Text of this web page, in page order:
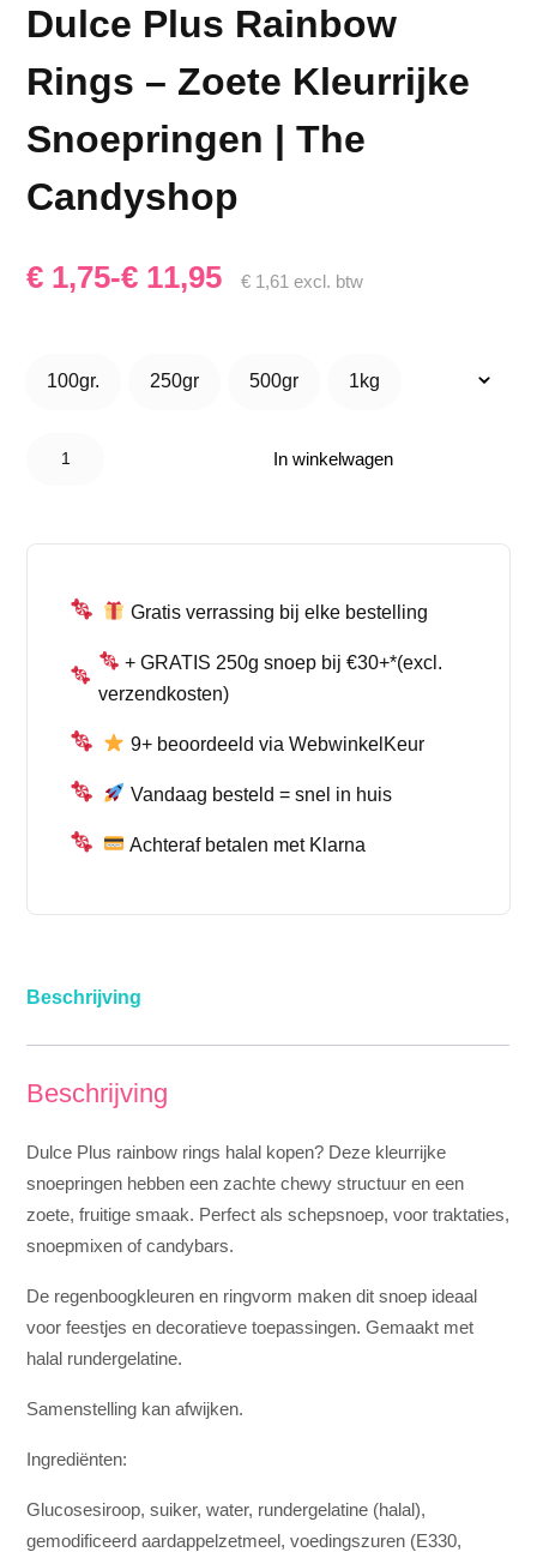
Dulce Plus Rainbow
Rings – Zoete Kleurrijke
Snoepringen | The
Candyshop
€ 1,75-€ 11,95
Prijsklasse:
tot
€ 1,61 excl. btw
100gr.
100gr.
250gr
250gr
500gr
500gr
1kg
1kg
Rainbow
| The
In winkelwagen
Gratis verrassing bij elke bestelling
+ GRATIS 250g snoep bij €30+*(excl.
verzendkosten)
9+ beoordeeld via WebwinkelKeur
Vandaag besteld = snel in huis
Achteraf betalen met Klarna
Beschrijving
Beschrijving
Dulce Plus rainbow rings halal kopen? Deze kleurrijke
snoepringen hebben een zachte chewy structuur en een
zoete, fruitige smaak. Perfect als schepsnoep, voor traktaties,
snoepmixen of candybars.
De regenboogkleuren en ringvorm maken dit snoep ideaal
voor feestjes en decoratieve toepassingen. Gemaakt met
halal rundergelatine.
Samenstelling kan afwijken.
Ingrediënten:
Glucosesiroop, suiker, water, rundergelatine (halal),
gemodificeerd aardappelzetmeel, voedingszuren (E330,